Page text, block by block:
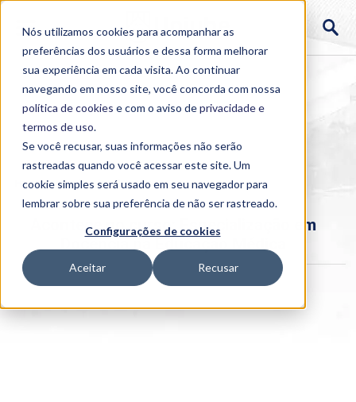
Nós utilizamos cookies para acompanhar as
preferências dos usuários e dessa forma melhorar
sua experiência em cada visita. Ao continuar
navegando em nosso site, você concorda com nossa
política de cookies e com o aviso deprivacidade e
termos de uso.
Se você recusar, suas informações não serão
rastreadas quando você acessar este site. Um
cookie simples será usado em seu navegador para
lembrar sobre sua preferência de não ser rastreado.
Configurações de cookies
Aceitar Recusar
Home > Institucional >Acontece
Acontece no curso: Especialização em